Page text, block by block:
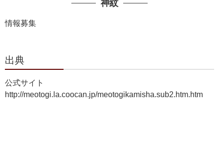
神紋
情報募集
出典
公式サイト
http://meotogi.la.coocan.jp/meotogikamisha.sub2.htm.htm